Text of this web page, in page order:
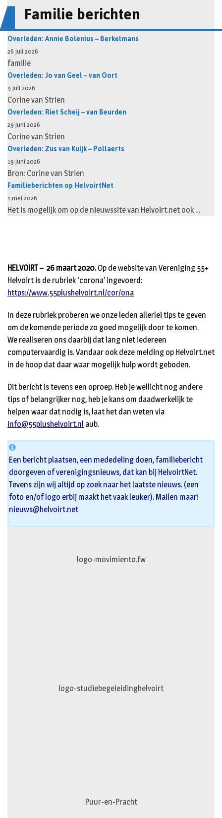
Familie berichten
Overleden: Annie Bolenius – Berkelmans
26 juli 2026
familie
Overleden: Jo van Geel – van Oort
9 juli 2026
Corine van Strien
Overleden: Riet Scheij – van Beurden
29 juni 2026
Corine van Strien
Overleden: Zus van Kuijk – Pollaerts
19 juni 2026
Bron: Corine van Strien
Familieberichten op HelvoirtNet
1 mei 2026
Het is mogelijk om op de nieuwssite van Helvoirt.net ook …
HELVOIRT – 26 maart 2020.Op de website van Vereniging 55+
Helvoirt is de rubriek ‘corona’ ingevoerd:
https://www.55plushelvoirt.nl/cor/ona
In deze rubriek proberen we onze leden allerlei tips te geven
om de komende periode zo goed mogelijk door te komen.
We realiseren ons daarbij dat lang niet iedereen
computervaardig is. Vandaar ook deze melding op Helvoirt.net
in de hoop dat daar waar mogelijk hulp wordt geboden.
Dit bericht is tevens een oproep. Heb je wellicht nog andere
tips of belangrijker nog, heb je kans om daadwerkelijk te
helpen waar dat nodig is, laat het dan weten via
info@55plushelvoirt.nl aub.
Een bericht plaatsen, een mededeling doen, familiebericht
doorgeven of verenigingsnieuws, dat kan bij HelvoirtNet.
Tevens zijn wij altijd op zoek naar het laatste nieuws. (een
foto en/of logo erbij maakt het vaak leuker). Mailen maar!
nieuws@helvoirt.net
logo-movimiento.fw
logo-studiebegeleidinghelvoirt
Puur-en-Pracht